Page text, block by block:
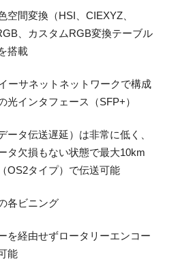
空間変換（HSI、CIEXYZ、
、カスタムRGB変換テーブル
搭載
ーサネットネットワークで構成
光インタフェース（SFP+）
ータ伝送遅延）は非常に低く、
タ欠損もない状態で最大10km
OS2タイプ）で伝送可能
各ビニング
を経由せずロータリーエンコー
能